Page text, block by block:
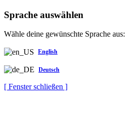
Sprache auswählen
Wähle deine gewünschte Sprache aus:
English
Deutsch
[ Fenster schließen ]